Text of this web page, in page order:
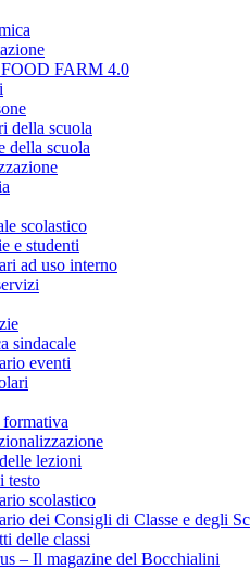
FARM 4.0
della scuola
della scuola
scolastico
e studenti
ad uso interno
sindacale
eventi
lezioni
testo
scolastico
dei Consigli di Classe e degli
delle classi
– Il magazine del Bocchialini